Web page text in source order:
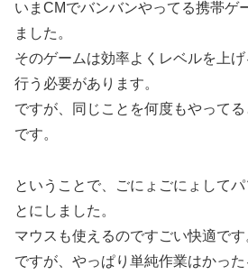
いまCMでバンバンやってる携帯ゲ
ました。
そのゲームは効率よくレベルを上
行う必要があります。
ですが、同じことを何度もやって
です。
ということで、ごにょごにょして
とにしました。
マウスも使えるのですごい快適です
ですが、やっぱり単純作業はかった